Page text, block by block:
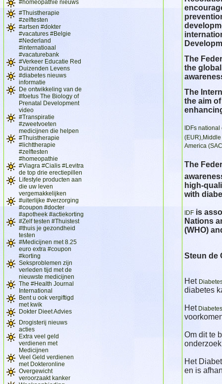
#homeopathie nieuws
#Thuistherapie
#zelftesten
#artsen #dokter
#vacatures #Belgie
#Nederland
#internatioaal
#vacaturebank
#Verkeer Educatie Red
Duizenden Levens
#diabetes nieuws
informatie
De ontwikkeling van de
#foetus The Biology of
Prenatal Development
video
#Transpiratie
#zweetvoeten
medicijnen die helpen
#Thuistherapie
#lichttherapie
#zelftesten
#homeopathie
#Viagra #Cialis #Levitra
de top drie erectiepillen
Lifestyle producten aan
die uw leven
vergemakkelijken
#uiterlijke #verzorging
#coupon #docter
#apotheek #actiekorting
#Zelf testen #Thuistest
#thuis je gezondheid
testen
#Medicijnen met 8.25
euro extra #coupon
#korting
Seksproblemen zijn
verleden tijd met de
nieuwste medicijnen
The #Health Journal
International
Bent u ook vergiftigd
met kwik
Dokter Dieet Advies
Drogisterij nieuws
acties
Extra veel geld
verdienen met
Medicijnen
Veel Geld verdienen
met Dokteronline
Overgewicht
veroorzaakt kanker
The
the
The
the aim
IDFs
America
The
high-
with
IDF is
Nations
(WHO)
Steun de
Het
diabetes
Het
Om dit te
Het
en is